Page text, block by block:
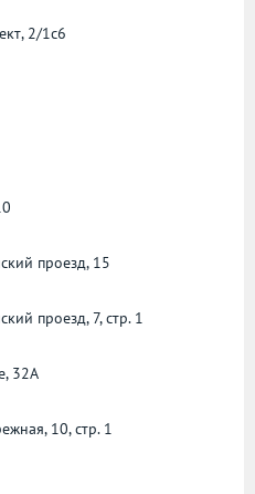
2/1с6
проезд, 15
проезд, 7, стр. 1
32А
10, стр. 1